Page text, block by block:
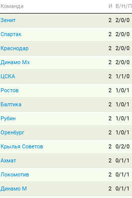
Команда И В/Н/П
Зенит 2 2/0/0
Спартак 2 2/0/0
Краснодар 2 2/0/0
Динамо Мх 2 2/0/0
ЦСКА 2 1/1/0
Ростов 2 1/0/1
Балтика 2 1/0/1
Рубин 2 1/0/1
Оренбург 2 1/0/1
Крылья Советов 2 0/2/0
Ахмат 2 0/1/1
Локомотив 2 0/1/1
Динамо М 2 0/1/1